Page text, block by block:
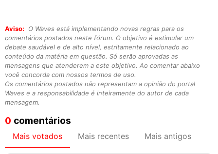
Aviso:
O Waves está implementando novas regras para os
comentários postados neste fórum. O objetivo é estimular um
debate saudável e de alto nível, estritamente relacionado ao
conteúdo da matéria em questão. Só serão aprovadas as
mensagens que atenderem a este objetivo. Ao comentar abaixo
você concorda com nossos termos de uso.
Os comentários postados não representam a opinião do portal
Waves e a responsabilidade é inteiramente do autor de cada
mensagem.
0 comentários
Mais votados Mais recentes Mais antigos